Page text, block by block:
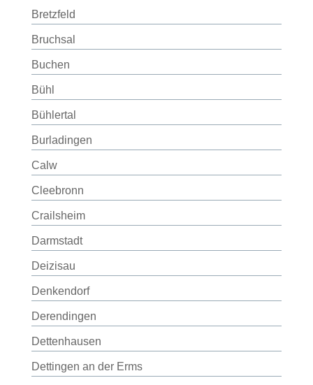
Bretzfeld
Bruchsal
Buchen
Bühl
Bühlertal
Burladingen
Calw
Cleebronn
Crailsheim
Darmstadt
Deizisau
Denkendorf
Derendingen
Dettenhausen
Dettingen an der Erms